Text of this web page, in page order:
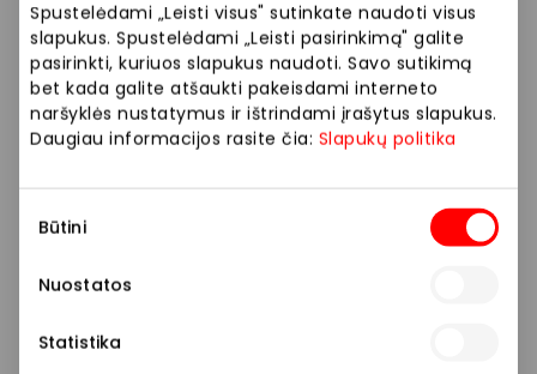
Spustelėdami „Leisti visus" sutinkate naudoti visus
slapukus. Spustelėdami „Leisti pasirinkimą" galite
pasirinkti, kuriuos slapukus naudoti. Savo sutikimą
bet kada galite atšaukti pakeisdami interneto
naršyklės nustatymus ir ištrindami įrašytus slapukus.
Daugiau informacijos rasite čia: Slapukų politika
pasirinkimas
Būtini
Nuostatos
Statistika
prekyba“ išmanioje parduotuvėje.
Prekybos ir pramogų centre „AKROPOLIS“
veikiančios parduotuvės ir paslaugų teikėjai
dydžius bei kitas aktualias sąlygas.
informaciją, tačiau, jei kyla neatitikimų tarp mūsų
informacijos parduotuvėje ar paslaugų teikimo